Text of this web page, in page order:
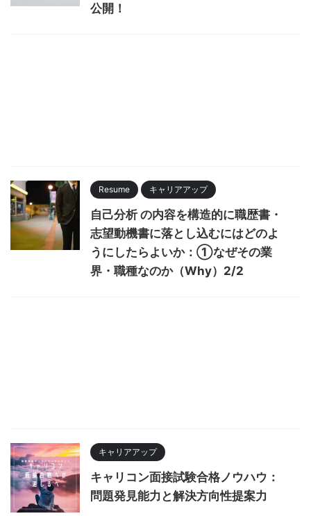
公開！
Resume キャリアアップ
自己分析 の内容を構造的に職歴書・
志望動機書に落とし込むにはどのよ
うにしたらよいか：①なぜその業
界・職種なのか（Why）2/2
キャリアアップ
キャリコン面接試験合格ノウハウ：
問題発見能力と解決方向性提案力